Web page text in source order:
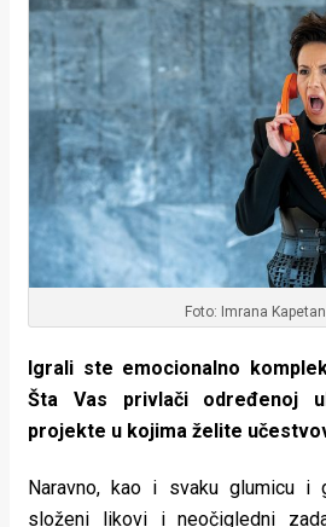
Foto: Imrana
Igrali ste emocionalno
Šta Vas privlači određenoj
projekte u kojima želite
Naravno, kao i svaku glumicu i
složeni likovi i neočigledni